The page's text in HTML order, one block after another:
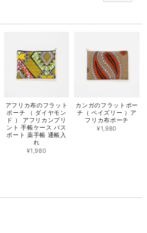
アフリカ布のフラット
ポーチ （ ダイヤモン
ド ） アフリカンプリ
ント 手帳ケース パス
ポート 薬手帳 通帳入
れ
¥1,980
カンガのフラットポー
チ（ ペイズリー ）ア
フリカ布ポーチ
¥1,980